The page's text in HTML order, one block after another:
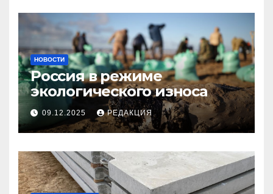
НОВОСТИ
Россия в режиме
экологического износа
09.12.2025 РЕДАКЦИЯ